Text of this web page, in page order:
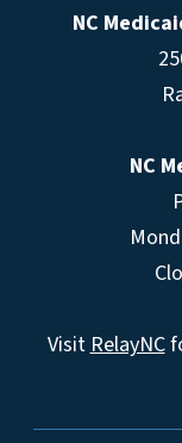
NC
NC
VisitRelayNC